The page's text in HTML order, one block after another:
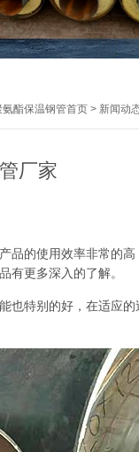
氨酯保温钢管首页 > 新闻动
厂家
品的使用效率非常的
有更多深入的了解。
也特别的好，在适应